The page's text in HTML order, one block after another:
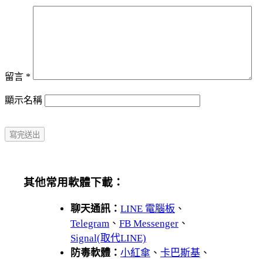
留言 *
顯示名稱
其他常用軟體下載：
聊天通訊： LINE 電腦板 、
Telegram 、 FB Messenger 、
Signal(取代LINE)
防毒軟體： 小紅傘 、 卡巴斯基 、